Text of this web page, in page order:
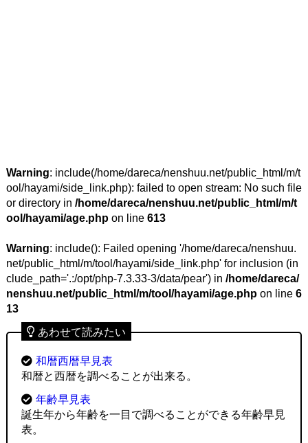
Warning: include(/home/dareca/nenshuu.net/public_html/m/t
ool/hayami/side_link.php): failed to open stream: No such file
or directory in /home/dareca/nenshuu.net/public_html/m/t
ool/hayami/age.phpon line 613
Warning: include(): Failed opening '/home/dareca/nenshuu.
net/public_html/m/tool/hayami/side_link.php' for inclusion (in
clude_path='.:/opt/php-7.3.33-3/data/pear') in /home/dareca/
nenshuu.net/public_html/m/tool/hayami/age.phpon line 6
13
あわせて読みたい
和暦西暦早見表
和暦と西暦を調べることが出来る。
年齢早見表
誕生年から年齢を一目で調べることができる年齢早見
表。